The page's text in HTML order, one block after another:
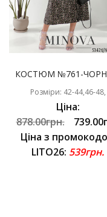
КОСТЮМ №761-
Розміри: 42-44,46-48,
Ціна:
878.00грн.
Ціна з
LITO26: 539грн.